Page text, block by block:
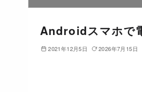
Androidスマホで
2021年12月5日 2026年7月15日